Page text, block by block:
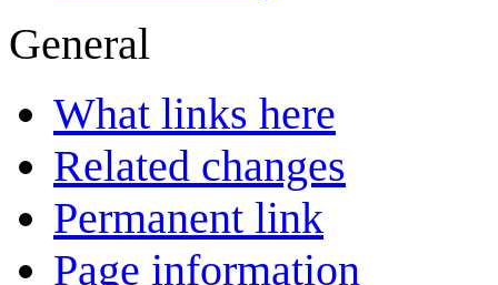
General
What links here
Related changes
Permanent link
Page information